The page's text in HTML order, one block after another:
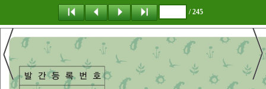
/ 245
탐 색 책갈피 이 동